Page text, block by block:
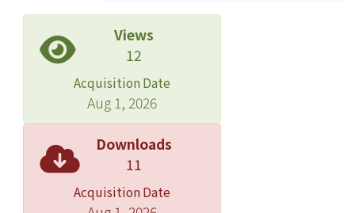
Views
12
Acquisition Date
Aug 1, 2026
Downloads
11
Acquisition Date